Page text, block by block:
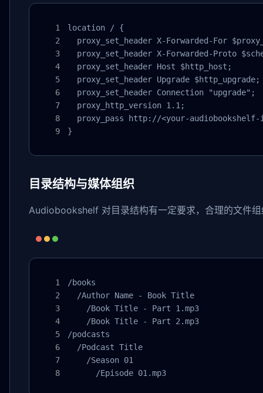
location / {
proxy_set_header X-Forwarded-For
proxy_set_header X-Forwarded-Proto
  proxy_set_header Host $http_host;
  proxy_set_header Upgrade $http_upgrade;
  proxy_set_header Connection "upgrade";
  proxy_http_version 1.1;
proxy_pass http://<your-audiobookshelf-
}
目录结构与媒体组织
Audiobookshelf 对目录结构有一定要求，合理的文件
/books
  /Author Name - Book Title
    /Book Title - Part 1.mp3
    /Book Title - Part 2.mp3
/podcasts
  /Podcast Title
    /Season 01
      /Episode 01.mp3